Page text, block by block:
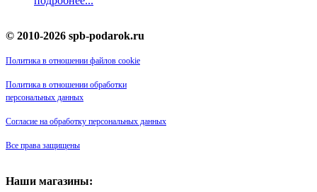
© 2010-2026 spb-podarok.ru
Политика в отношении файлов cookie
Политика в отношении обработки
персональных данных
Согласие на обработку персональных данных
Все права защищены
Наши магазины: